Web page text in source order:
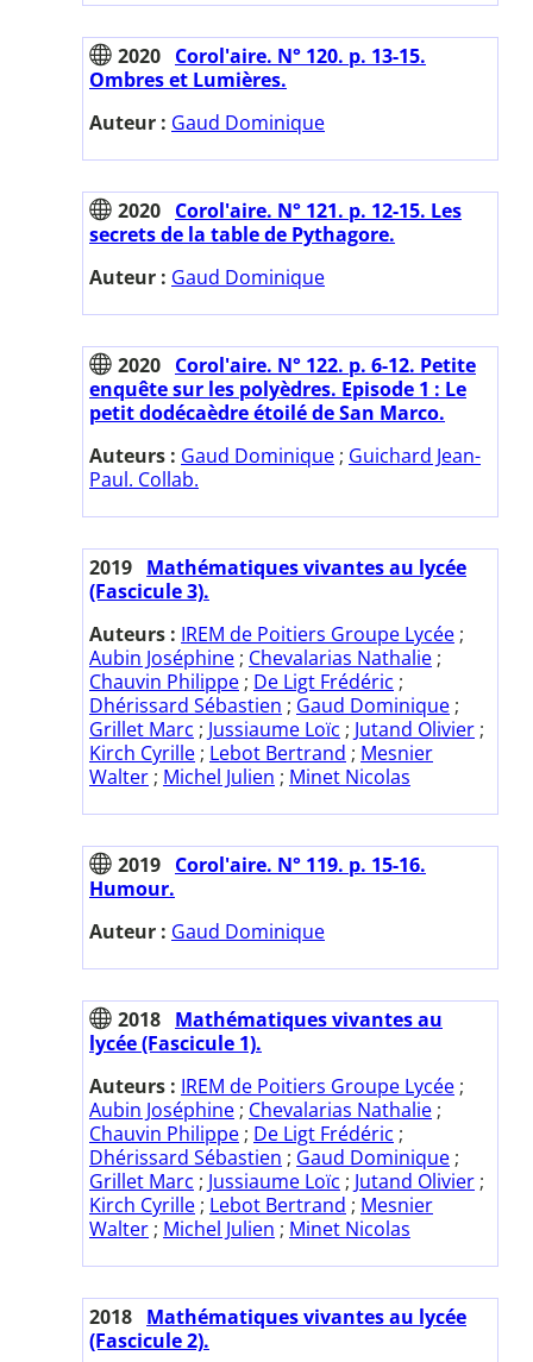
2020 Corol'aire. N° 120. p. 13-15.
Ombres et Lumières.
Auteur : Gaud Dominique
2020 Corol'aire. N° 121. p. 12-15. Les
secrets de la table de Pythagore.
Auteur : Gaud Dominique
2020 Corol'aire. N° 122. p. 6-12. Petite
enquête sur les polyèdres. Episode 1 : Le
petit dodécaèdre étoilé de San Marco.
Auteurs : Gaud Dominique ; Guichard Jean-
Paul. Collab.
2019 Mathématiques vivantes au lycée
(Fascicule 3).
Auteurs : IREM de Poitiers Groupe Lycée ;
Aubin Joséphine ; Chevalarias Nathalie ;
Chauvin Philippe ; De Ligt Frédéric ;
Dhérissard Sébastien ; Gaud Dominique ;
Grillet Marc ; Jussiaume Loïc ; Jutand Olivier ;
Kirch Cyrille ; Lebot Bertrand ; Mesnier
Walter ; Michel Julien ; Minet Nicolas
2019 Corol'aire. N° 119. p. 15-16.
Humour.
Auteur : Gaud Dominique
2018 Mathématiques vivantes au
lycée (Fascicule 1).
Auteurs : IREM de Poitiers Groupe Lycée ;
Aubin Joséphine ; Chevalarias Nathalie ;
Chauvin Philippe ; De Ligt Frédéric ;
Dhérissard Sébastien ; Gaud Dominique ;
Grillet Marc ; Jussiaume Loïc ; Jutand Olivier ;
Kirch Cyrille ; Lebot Bertrand ; Mesnier
Walter ; Michel Julien ; Minet Nicolas
2018 Mathématiques vivantes au lycée
(Fascicule 2).